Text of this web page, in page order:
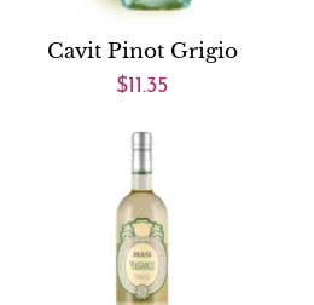
Cavit Pinot Grigio
$11.35